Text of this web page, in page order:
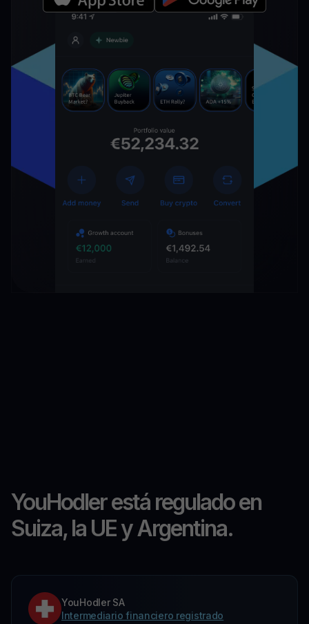
YouHodler está regulado en
Suiza, la UE y Argentina.
YouHodler SA
Intermediario financiero registrado